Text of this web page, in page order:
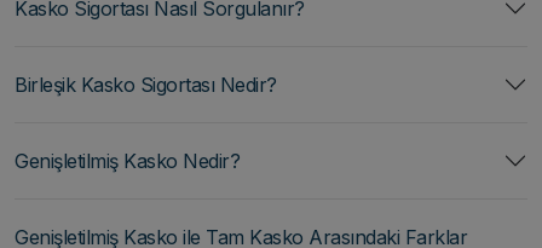
Kasko Sigortası Nasıl Sorgulanır?
Birleşik Kasko Sigortası Nedir?
Genişletilmiş Kasko Nedir?
Genişletilmiş Kasko ile Tam Kasko Arasındaki Farklar